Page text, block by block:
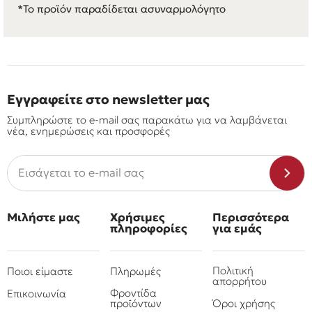
*Το προϊόν παραδίδεται ασυναρμολόγητο
Εγγραφείτε στο newsletter μας
Συμπληρώστε το e-mail σας παρακάτω για να λαμβάνεται
νέα, ενημερώσεις και προσφορές
Μιλήστε μας
Ποιοι είμαστε
Επικοινωνία
Χρήσιμες
πληροφορίες
Πληρωμές
Φροντίδα
προϊόντων
Περισσότερα
για εμάς
Πολιτική
απορρήτου
Όροι χρήσης